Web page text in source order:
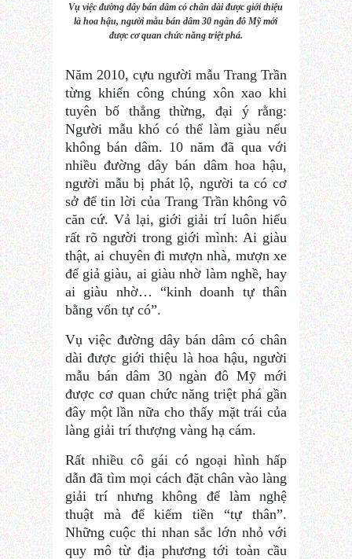
Vụ việc đường dây bán dâm có chân dài được giới thiệu
là hoa hậu, người mẫu bán dâm 30 ngàn đô Mỹ mới
được cơ quan chức năng triệt phá.
Năm 2010, cựu người mẫu Trang Trần
từng khiến công chúng xôn xao khi
tuyên bố thẳng thừng, đại ý rằng:
Người mẫu khó có thể làm giàu nếu
không bán dâm. 10 năm đã qua với
nhiều đường dây bán dâm hoa hậu,
người mẫu bị phát lộ, người ta có cơ
sở để tin lời của Trang Trần không vô
căn cứ. Vả lại, giới giải trí luôn hiểu
rất rõ người trong giới mình: Ai giàu
thật, ai chuyên đi mượn nhà, mượn xe
để giả giàu, ai giàu nhờ làm nghề, hay
ai giàu nhờ… “kinh doanh tự thân
bằng vốn tự có”.
Vụ việc đường dây bán dâm có chân
dài được giới thiệu là hoa hậu, người
mẫu bán dâm 30 ngàn đô Mỹ mới
được cơ quan chức năng triệt phá gần
đây một lần nữa cho thấy mặt trái của
làng giải trí thượng vàng hạ cám.
Rất nhiều cô gái có ngoại hình hấp
dẫn đã tìm mọi cách đặt chân vào làng
giải trí nhưng không để làm nghệ
thuật mà để kiếm tiền “tự thân”.
Những cuộc thi nhan sắc lớn nhỏ với
quy mô từ địa phương tới toàn cầu